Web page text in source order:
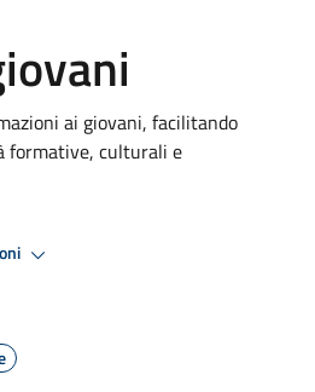
ai giovani, facilitando
formative, culturali e